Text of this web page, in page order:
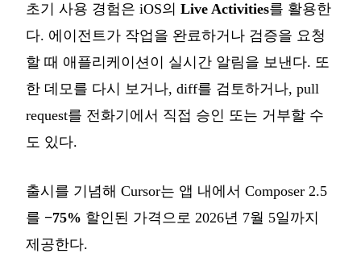
초기 사용 경험은 iOS의 Live Activities를 활용한
다. 에이전트가 작업을 완료하거나 검증을 요청
할 때 애플리케이션이 실시간 알림을 보낸다. 또
한 데모를 다시 보거나, diff를 검토하거나, pull
request를 전화기에서 직접 승인 또는 거부할 수
도 있다.
출시를 기념해 Cursor는 앱 내에서 Composer 2.5
를 −75% 할인된 가격으로 2026년 7월 5일까지
제공한다.